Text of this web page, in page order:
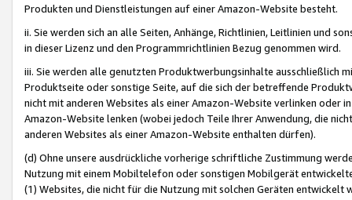
Produkten und Dienstleistungen auf einer Amazon-Website besteht.
ii. Sie werden sich an alle Seiten, Anhänge, Richtlinien, Leitlinien und
in dieser Lizenz und den Programmrichtlinien Bezug genommen wird.
iii. Sie werden alle genutzten Produktwerbungsinhalte ausschließlich
Produktseite oder sonstige Seite, auf die sich der betreffende
nicht mit anderen Websites als einer Amazon-Website verlinken oder
Amazon-Website lenken (wobei jedoch Teile Ihrer Anwendung, die
anderen Websites als einer Amazon-Website enthalten dürfen).
(d) Ohne unsere ausdrückliche vorherige schriftliche Zustimmung
Nutzung mit einem Mobiltelefon oder sonstigen Mobilgerät
(1) Websites, die nicht für die Nutzung mit solchen Geräten